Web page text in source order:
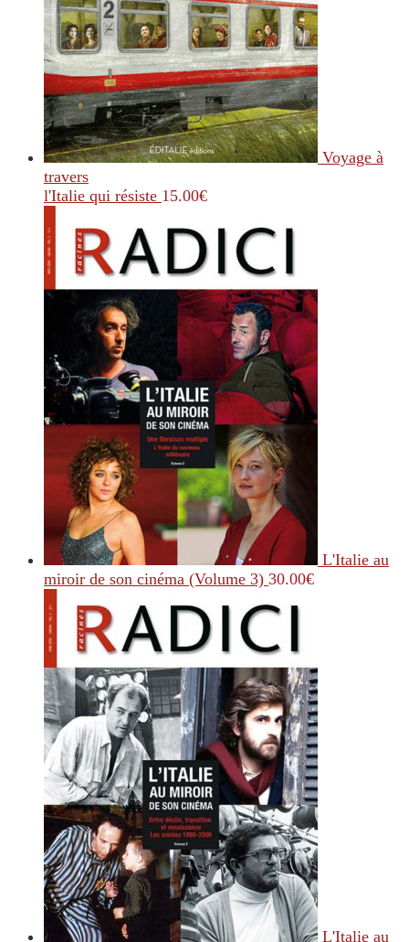
Voyage à
travers
l'Italie qui résiste 15.00€
L'Italie au
miroir de son cinéma (Volume 3) 30.00€
L'Italie au